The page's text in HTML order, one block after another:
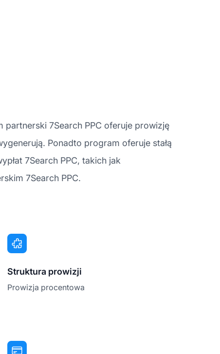
7Search PPC oferuje prowizję
Ponadto program oferuje stałą
7Search PPC, takich jak
7Search PPC.
Struktura prowizji
Prowizja procentowa